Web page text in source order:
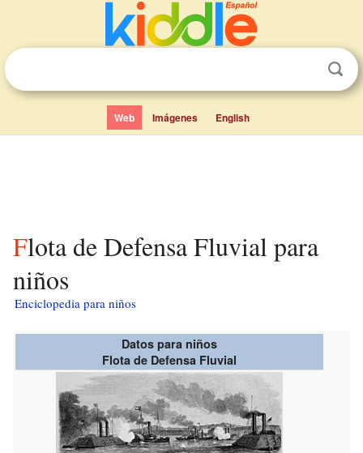
Web Imágenes English
Flota de Defensa Fluvial para
niños
Enciclopedia para niños
Datos para niños
Flota de Defensa Fluvial